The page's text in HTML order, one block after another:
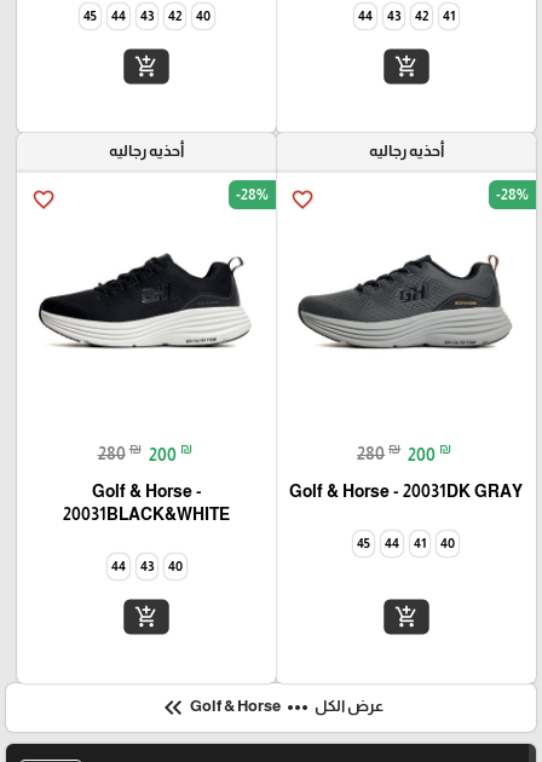
41
42
43
44
add_shopping_cart
40
42
43
44
45
add_shopping_cart
أحذيه رجاليه
favorite_border -28%
280 ₪ 200 ₪
Golf & Horse - 20031DK GRAY
40
41
44
45
add_shopping_cart
أحذيه رجاليه
favorite_border -28%
280 ₪ 200 ₪
Golf & Horse -
20031BLACK&WHITE
40
43
44
add_shopping_cart
عرض الكل more_horiz
keyboard_double_arrow_left